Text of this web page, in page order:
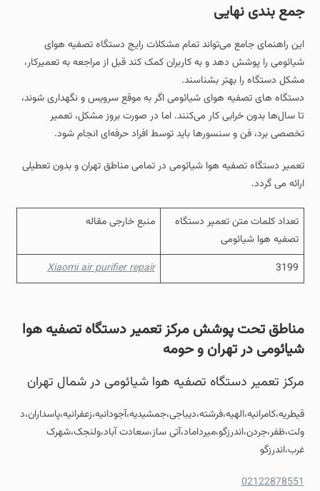
جمع‌ بندی نهایی
این راهنمای جامع می‌تواند تمام مشکلات رایج دستگاه تصفیه هوای
شیائومی را پوشش دهد و به کاربران کمک کند قبل از مراجعه به تعمیرکار،
مشکل دستگاه را بهتر بشناسند.
دستگاه‌ های تصفیه هوای شیائومی اگر به‌ موقع سرویس و نگهداری شوند،
تا سال‌ها بدون خرابی کار می‌کنند. اما در صورت بروز مشکل، تعمیر
تخصصی برد، فن و سنسورها باید توسط افراد حرفه‌ای انجام شود.
تعمیر دستگاه تصفیه هوا شیائومی در تمامی مناطق تهران و بدون تعطیلی
ارائه می گردد.
تعداد کلمات متن تعمیر دستگاه
تصفیه هوا شیائومی
منبع خارجی مقاله
3199
Xiaomi air purifier repair
مناطق تحت پوشش مرکز تعمیر دستگاه تصفیه هوا
شیائومی در تهران و حومه
مرکز تعمیر دستگاه تصفیه هوا شیائومی در شمال تهران
قیطریه،کامرانیه،الهیه،فرشته،دیباجی،جمشیدیه،آجودانیه،زعفرانیه،پاسداران،د
ولت،ظفر،جردن،اندرزگو،میرداماد،آتی ساز،سعادت آباد،ولنجک،شهرک
غرب،اندرزگو
02122878551